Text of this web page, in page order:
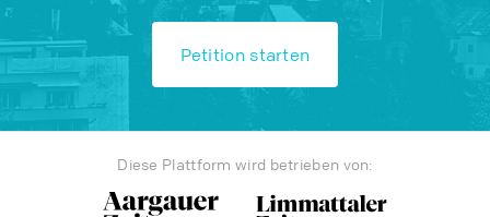
Petition starten
Diese Plattform wird betrieben von: